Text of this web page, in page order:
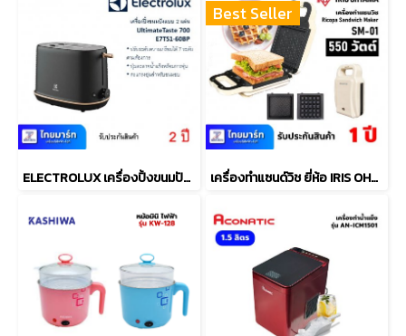
ELECTROLUX เครื่องปิ้งขนมปัง รุ่น E7TS1-60BP (สี Black Pearl)
Best Seller
เครื่องทำแซนด์วิช ยี่ห้อ IRIS OHYAMA รุ่น Ricopa Sandwich Maker SM-01 สีครีม (เครื่องศูนย์ไทย รับประกัน 1ปี)